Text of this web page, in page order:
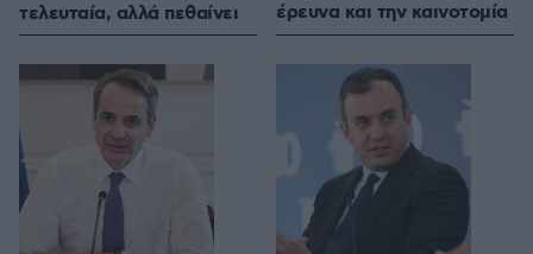
τελευταία, αλλά πεθαίνει
έρευνα και την καινοτομία